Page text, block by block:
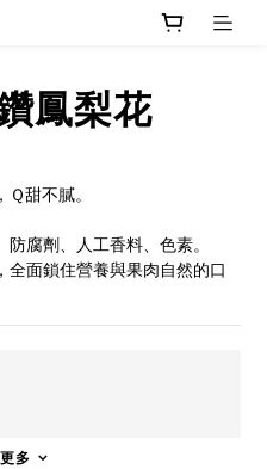
鳳梨花
甜不膩。
腐劑、人工香料、色素。
全面鎖住營養與果肉自然的口
多